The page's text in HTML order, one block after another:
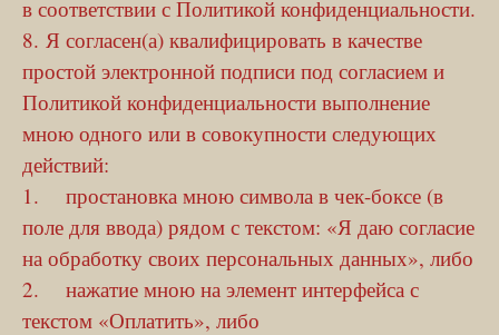
в соответствии с Политикой конфиденциальности.
8. Я согласен(а) квалифицировать в качестве
простой электронной подписи под согласием и
Политикой конфиденциальности выполнение
мною одного или в совокупности следующих
действий:
1. простановка мною символа в чек-боксе (в
поле для ввода) рядом с текстом: «Я даю согласие
на обработку своих персональных данных», либо
2. нажатие мною на элемент интерфейса с
текстом «Оплатить», либо